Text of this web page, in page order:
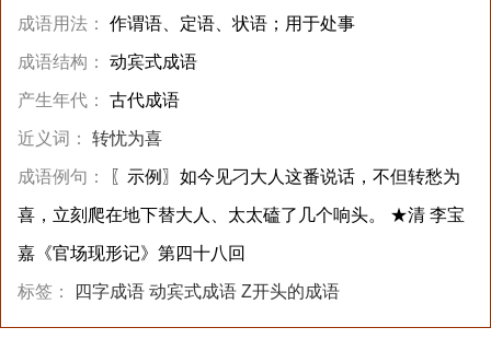
成语用法： 作谓语、定语、状语；用于处事
成语结构： 动宾式成语
产生年代： 古代成语
近义词： 转忧为喜
成语例句： 〖示例〗如今见刁大人这番说话，不但转愁为
喜，立刻爬在地下替大人、太太磕了几个响头。 ★清 李宝
嘉《官场现形记》第四十八回
标签： 四字成语 动宾式成语 Z开头的成语